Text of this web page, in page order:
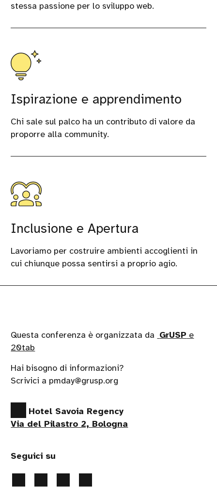
stessa passione per lo sviluppo web.
Ispirazione e apprendimento
Chi sale sul palco ha un contributo di valore da
proporre alla community.
Inclusione e Apertura
Lavoriamo per costruire ambienti accoglienti in
cui chiunque possa sentirsi a proprio agio.
Questa conferenza è organizzata da GrUSP e
20tab
Hai bisogno di informazioni?
Scrivici a pmday@grusp.org
Hotel Savoia Regency
Via del Pilastro 2, Bologna
Seguici su